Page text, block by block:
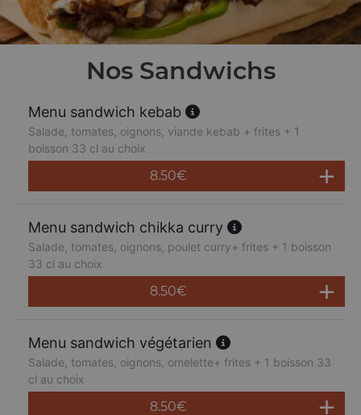
Nos Sandwichs
Menu sandwich kebab
Salade, tomates, oignons, viande kebab + frites + 1
boisson 33 cl au choix
8.50€
Menu sandwich chikka curry
Salade, tomates, oignons, poulet curry+ frites + 1 boisson
33 cl au choix
8.50€
Menu sandwich végétarien
Salade, tomates, oignons, omelette+ frites + 1 boisson 33
cl au choix
8.50€